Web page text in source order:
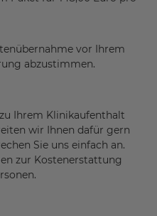
vor Ihrem
abzustimmen.
Ihrem Klinikaufenthalt
wir Ihnen dafür gern
Sie uns einfach an.
zur Kostenerstattung